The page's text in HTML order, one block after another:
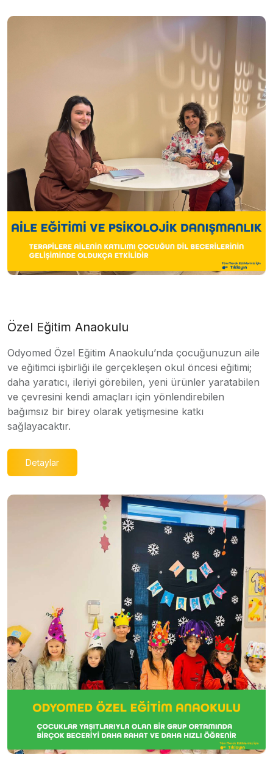
Özel Eğitim Anaokulu
Odyomed Özel Eğitim Anaokulu’nda çocuğunuzun aile
ve eğitimci işbirliği ile gerçekleşen okul öncesi eğitimi;
daha yaratıcı, ileriyi görebilen, yeni ürünler yaratabilen
ve çevresini kendi amaçları için yönlendirebilen
bağımsız bir birey olarak yetişmesine katkı
sağlayacaktır.
Detaylar